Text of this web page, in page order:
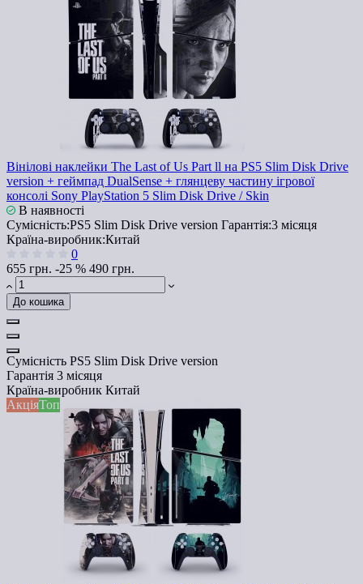
Вінілові наклейки The Last of Us Part ll на PS5 Slim Disk Drive
version + геймпад DualSense + глянцеву частину ігрової
консолі Sony PlayStation 5 Slim Disk Drive / Skin
В наявності
Сумісність:PS5 Slim Disk Drive version Гарантія:3 місяця
Країна-виробник:Китай
0
655 грн. -25 % 490 грн.
До кошика
Сумісність PS5 Slim Disk Drive version
Гарантія 3 місяця
Країна-виробник Китай
АкціяТоп